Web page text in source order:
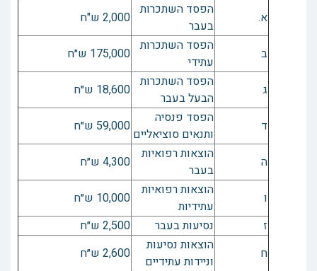
א.
הפסד השתכרות
בעבר
2,000 ש"ח
ב
הפסד השתכרות
עתידי
175,000 ש״ח
ג
הפסד השתכרות
הבעל בעבר
18,600 ש״ח
ד
הפסד פנסיה
ותנאים סוציאליים 59,000 ש״ח
ה
הוצאות רפואיות
בעבר
4,300 ש״ח
ו
הוצאות רפואיות
עתידיות
10,000 ש״ח
ז
נסיעות בעבר
2,500 ש״ח
ח
הוצאות נסיעות
וניידות עתידיים
2,600 ש״ח